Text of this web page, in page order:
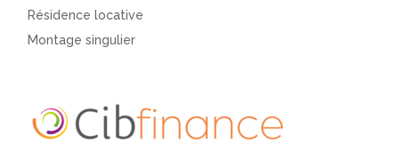
Résidence locative
Montage singulier